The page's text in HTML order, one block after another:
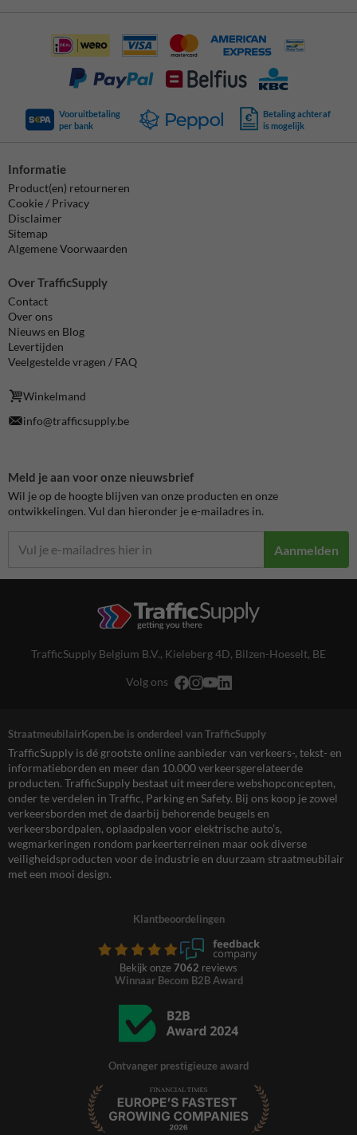
Vooruitbetaling
per bank
Betaling achteraf
is mogelijk
Informatie
Product(en) retourneren
Cookie / Privacy
Disclaimer
Sitemap
Algemene Voorwaarden
Over TrafficSupply
Contact
Over ons
Nieuws en Blog
Levertijden
Veelgestelde vragen / FAQ
Winkelmand
info@trafficsupply.be
Meld je aan voor onze nieuwsbrief
Wil je op de hoogte blijven van onze producten en onze
ontwikkelingen. Vul dan hieronder je e-mailadres in.
Aanmelden
TrafficSupply Belgium B.V., Kieleberg 4D, Bilzen-Hoeselt, BE
Volg ons
StraatmeubilairKopen.be is onderdeel van TrafficSupply
TrafficSupply is dé grootste online aanbieder van verkeers-, tekst- en
informatieborden en meer dan 10.000 verkeersgerelateerde
producten. TrafficSupply bestaat uit meerdere webshopconcepten,
onder te verdelen in Traffic, Parking en Safety. Bij ons koop je zowel
verkeersborden met de daarbij behorende beugels en
verkeersbordpalen, oplaadpalen voor elektrische auto’s,
wegmarkeringen rondom parkeerterreinen maar ook diverse
veiligheidsproducten voor de industrie en duurzaam straatmeubilair
met een mooi design.
Klantbeoordelingen
Bekijk onze 7062 reviews
Winnaar Becom B2B Award
Ontvanger prestigieuze award